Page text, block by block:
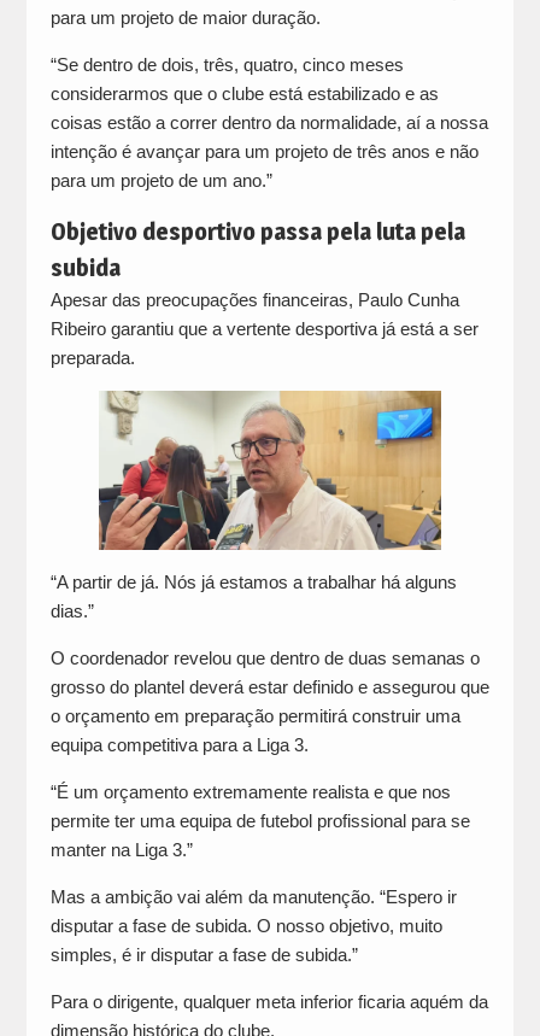
para um projeto de maior duração.
“Se dentro de dois, três, quatro, cinco meses
considerarmos que o clube está estabilizado e as
coisas estão a correr dentro da normalidade, aí a nossa
intenção é avançar para um projeto de três anos e não
para um projeto de um ano.”
Objetivo desportivo passa pela luta pela
subida
Apesar das preocupações financeiras, Paulo Cunha
Ribeiro garantiu que a vertente desportiva já está a ser
preparada.
“A partir de já. Nós já estamos a trabalhar há alguns
dias.”
O coordenador revelou que dentro de duas semanas o
grosso do plantel deverá estar definido e assegurou que
o orçamento em preparação permitirá construir uma
equipa competitiva para a Liga 3.
“É um orçamento extremamente realista e que nos
permite ter uma equipa de futebol profissional para se
manter na Liga 3.”
Mas a ambição vai além da manutenção. “Espero ir
disputar a fase de subida. O nosso objetivo, muito
simples, é ir disputar a fase de subida.”
Para o dirigente, qualquer meta inferior ficaria aquém da
dimensão histórica do clube.